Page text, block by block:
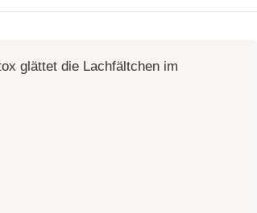
glättet die Lachfältchen im